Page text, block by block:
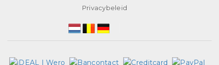
Privacybeleid